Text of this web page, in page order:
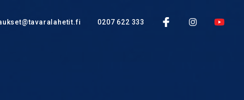
0207 622 333